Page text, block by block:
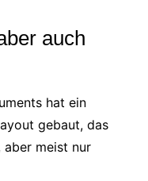
auch
hat ein
gebaut, das
meist nur